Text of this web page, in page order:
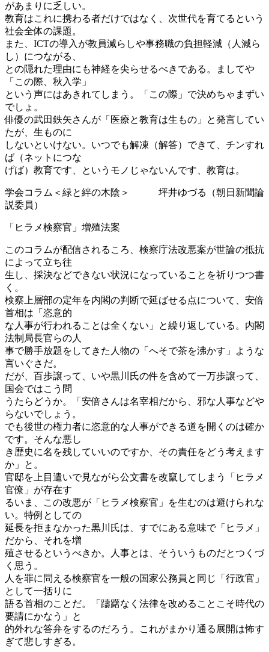
があまりに乏しい。
教育はこれに携わる者だけではなく、次世代を育てるという
社会全体の課題。
また、ICTの導入が教員減らしや事務職の負担軽減（人減ら
し）につながる、
との隠れた理由にも神経を尖らせるべきである。ましてや
「この際、秋入学」
という声にはあきれてしまう。「この際」で決めちゃまずい
でしょ。
俳優の武田鉄矢さんが「医療と教育は生もの」と発言してい
たが、生ものに
しないといけない。いつでも解凍（解答）できて、チンすれ
ば（ネットにつな
げば）教育です、というモノじゃないんです、教育は。
学会コラム＜緑と絆の木陰＞ 坪井ゆづる（朝日新聞論
説委員）
「ヒラメ検察官」増殖法案
このコラムが配信されるころ、検察庁法改悪案が世論の抵抗
によって立ち往
生し、採決などできない状況になっていることを祈りつつ書
く。
検察上層部の定年を内閣の判断で延ばせる点について、安倍
首相は「恣意的
な人事が行われることは全くない」と繰り返している。内閣
法制局長官らの人
事で勝手放題をしてきた人物の「へそで茶を沸かす」ような
言いぐさだ。
だが、百歩譲って、いや黒川氏の件を含めて一万歩譲って、
国会ではこう問
うたらどうか。「安倍さんは名宰相だから、邪な人事などや
らないでしょう。
でも後世の権力者に恣意的な人事ができる道を開くのは確か
です。そんな悪し
き歴史に名を残していいのですか、その責任をどう考えます
か」と。
官邸を上目遣いで見ながら公文書を改竄してしまう「ヒラメ
官僚」が存在す
るいま、この改悪が「ヒラメ検察官」を生むのは避けられな
い。特例としての
延長を拒まなかった黒川氏は、すでにある意味で「ヒラメ」
だから、それを増
殖させるというべきか。人事とは、そういうものだとつくづ
く思う。
人を罪に問える検察官を一般の国家公務員と同じ「行政官」
として一括りに
語る首相のことだ。「躊躇なく法律を改めることこそ時代の
要請にかなう」と
的外れな答弁をするのだろう。これがまかり通る展開は怖す
ぎて悲しすぎる。